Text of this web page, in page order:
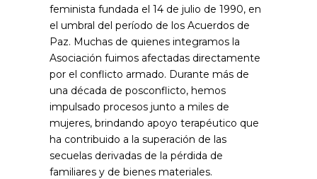
feminista fundada el 14 de julio de 1990, en
el umbral del período de los Acuerdos de
Paz. Muchas de quienes integramos la
Asociación fuimos afectadas directamente
por el conflicto armado. Durante más de
una década de posconflicto, hemos
impulsado procesos junto a miles de
mujeres, brindando apoyo terapéutico que
ha contribuido a la superación de las
secuelas derivadas de la pérdida de
familiares y de bienes materiales.